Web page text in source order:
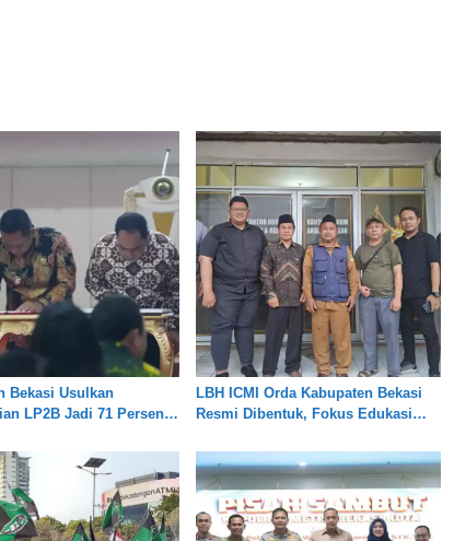
Bekasi Usulkan
LP2B Jadi 71 Persen,
LBH ICMI Orda Kabupaten Bekasi
Resmi Dibentuk, Fokus Edukasi